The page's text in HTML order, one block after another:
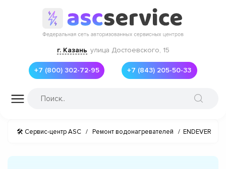
г. Казань улица Достоевского, 15
+7 (800) 302-72-95 +7 (843) 205-50-33
🛠 Сервис-центр ASC / Ремонт водонагревателей / ENDEVER